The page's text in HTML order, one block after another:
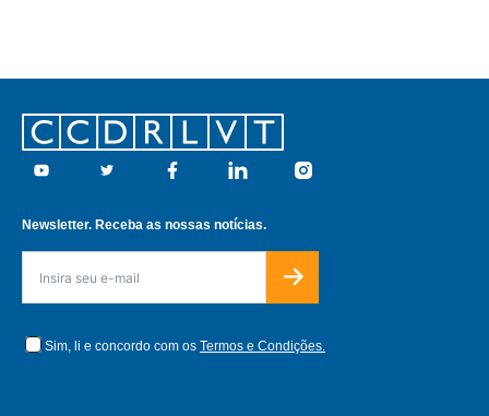
Footer
Youtube Twitter Facebook Linkedin Instagram
Newsletter. Receba as nossas notícias.
Sim, li e concordo com os Termos e Condições.